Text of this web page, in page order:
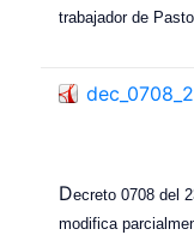
trabajador de
Decreto 0708 del
modifica